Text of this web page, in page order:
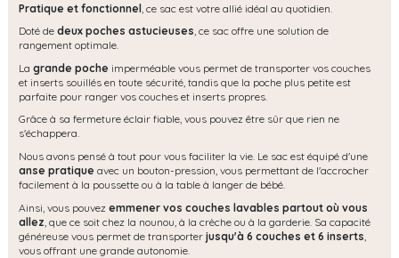
Pratique et fonctionnel , ce sac est votre allié idéal au quotidien.
Doté de deux poches astucieuses, ce sac offre une solution de
rangement optimale.
La grande poche imperméable vous permet de transporter vos couches
et inserts souillés en toute sécurité, tandis que la poche plus petite est
parfaite pour ranger vos couches et inserts propres.
Grâce à sa fermeture éclair fiable, vous pouvez être sûr que rien ne
s'échappera.
Nous avons pensé à tout pour vous faciliter la vie. Le sac est équipé d'une
anse pratique avec un bouton-pression, vous permettant de l'accrocher
facilement à la poussette ou à la table à langer de bébé.
Ainsi, vous pouvez emmener vos couches lavables partout où vous
allez , que ce soit chez la nounou, à la crèche ou à la garderie. Sa capacité
généreuse vous permet de transporter jusqu'à 6 couches et 6 inserts
vous offrant une grande autonomie.